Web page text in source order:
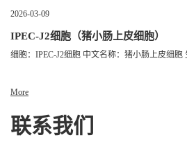
2026-03-09
IPEC-J2细胞（猪小肠上皮细胞）
细胞：IPEC-J2细胞 中文名称：猪小肠上皮细胞
More
联系我们